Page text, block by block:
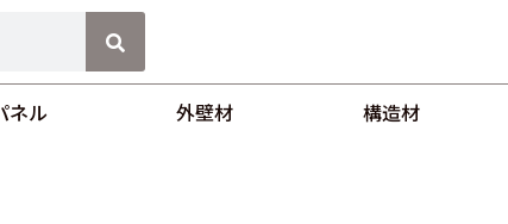
ネル 外壁材 構造材